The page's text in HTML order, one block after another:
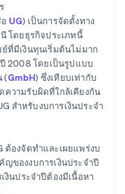
UG) เป็นการจัดตั้งทาง
โดยธุรกิจประเภทนี้
ที่มีเงินทุนเริ่มต้นไม่มาก
2008 โดยเป็นรูปแบบ
(GmbH) ซึ่งเทียบเท่ากับ
ความรับผิดที่ใกล้เคียงกัน
สำหรับงบการเงินประจำ
ต้องจัดทำและเผยแพร่งบ
ญของงบการเงินประจำปี
งินประจำปีต้องมีเนื้อหา